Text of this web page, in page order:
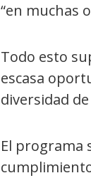
“en muchas
Todo esto
escasa
diversidad
El programa